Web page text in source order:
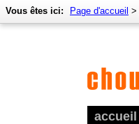
accueil
Vous êtes ici: Page d'accueil >